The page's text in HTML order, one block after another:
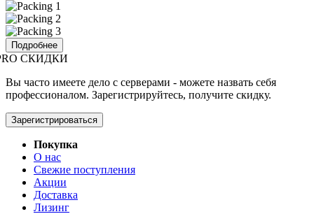
Подробнее
СКИДКИ
Вы часто имеете дело с серверами - можете назвать себя
профессионалом. Зарегистрируйтесь, получите скидку.
Зарегистрироваться
Покупка
О нас
Свежие поступления
Акции
Доставка
Лизинг